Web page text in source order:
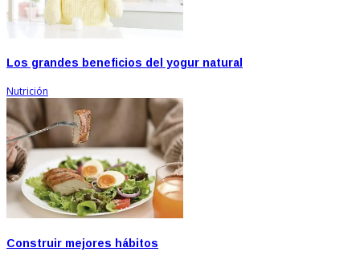
Los grandes beneficios del yogur natural
Nutrición
Construir mejores hábitos